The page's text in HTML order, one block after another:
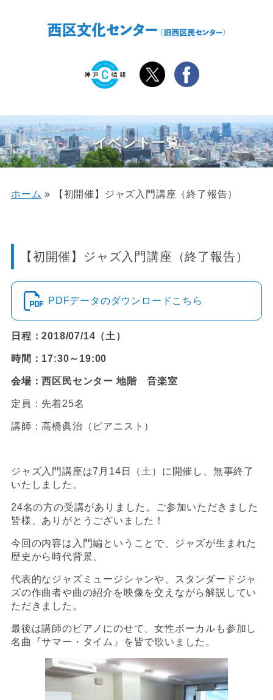
イベント一覧
ホーム » 【初開催】ジャズ入門講座（終了報告）
【初開催】ジャズ入門講座（終了報告）
PDFデータのダウンロードこちら
日程：2018/07/14（土）
時間：17:30～19:00
会場：西区民センター 地階 音楽室
定員：先着25名
講師：高橋眞治（ピアニスト）
ジャズ入門講座は7月14日（土）に開催し、無事終了
いたしました。
24名の方の受講がありました。ご参加いただきました
皆様、ありがとうございました！
今回の内容は入門編ということで、ジャズが生まれた
歴史から時代背景、
代表的なジャズミュージシャンや、スタンダードジャ
ズの作曲者や曲の紹介を映像を交えながら解説してい
ただきました。
最後は講師のピアノにのせて、女性ボーカルも参加し
名曲『サマー・タイム』を皆で歌いました。